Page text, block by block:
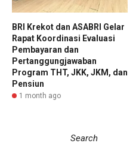
BRI Krekot dan ASABRI Gelar
Rapat Koordinasi Evaluasi
Pembayaran dan
Pertanggungjawaban
Program THT, JKK, JKM, dan
Pensiun
1 month ago
Search